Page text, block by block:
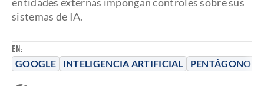
EN:
GOOGLE INTELIGENCIA ARTIFICIAL PENTÁGONO
sistemas de IA.